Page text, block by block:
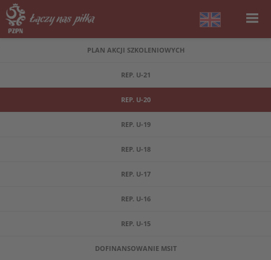
PLAN AKCJI SZKOLENIOWYCH
REP. U-21
REP. U-20
REP. U-19
REP. U-18
REP. U-17
REP. U-16
REP. U-15
DOFINANSOWANIE MSIT